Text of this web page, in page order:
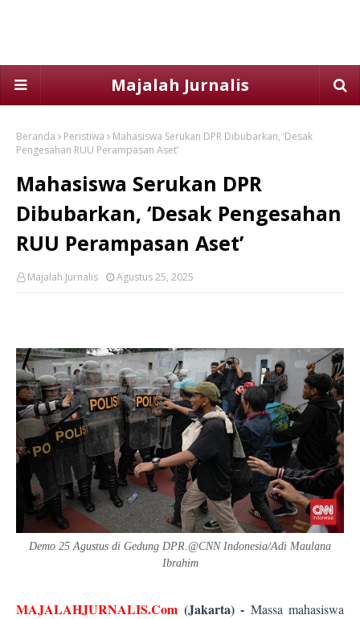
Majalah Jurnalis
Beranda Peristiwa
Mahasiswa Serukan DPR Dibubarkan, ‘Desak
Pengesahan RUU Perampasan Aset’
Mahasiswa Serukan DPR
Dibubarkan, ‘Desak Pengesahan
RUU Perampasan Aset’
Majalah Jurnalis Agustus 25, 2025
Demo 25 Agustus di Gedung DPR.@CNN Indonesia/Adi Maulana
Ibrahim
MAJALAHJURNALIS.Com (Jakarta) - Massa mahasiswa